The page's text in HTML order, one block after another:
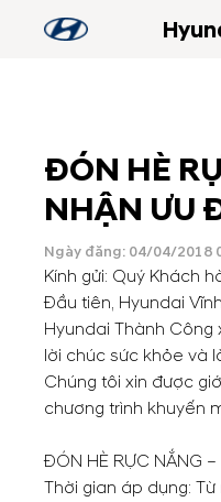
ĐÓN HÈ
NHẬN ƯU
Ngày đăng: 04/04/2018
Kính gửi: Quý Khách
Ðầu tiên, Hyundai
Hyundai Thành Công
lời chúc sức khỏe và
Chúng tôi xin được
chương trình khuyến
ĐÓN HÈ RỰC NẮNG
Thời gian áp dụng: